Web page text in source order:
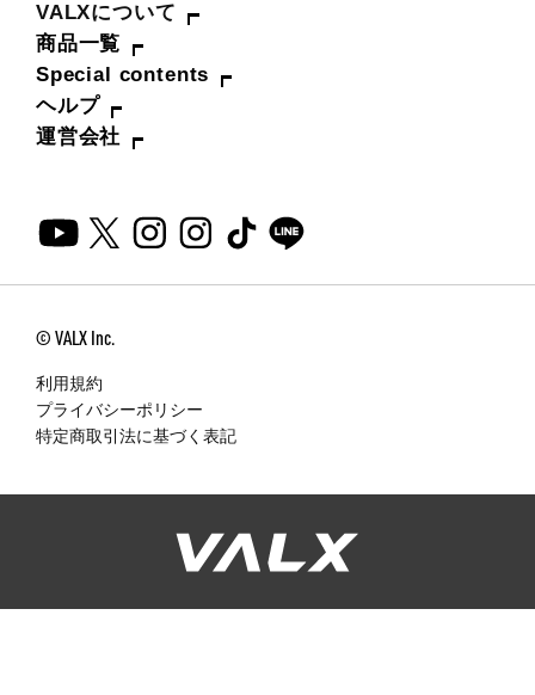
VALXについて
商品一覧
Special contents
ヘルプ
運営会社
© VALX Inc.
利用規約
プライバシーポリシー
特定商取引法に基づく表記